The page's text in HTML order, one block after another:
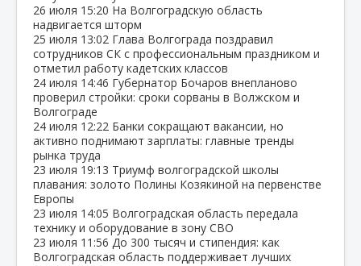
26 июля 15:20 На Волгоградскую область
надвигается шторм
25 июля 13:02 Глава Волгограда поздравил
сотрудников СК с профессиональным праздником и
отметил работу кадетских классов
24 июля 14:46 Губернатор Бочаров внепланово
проверил стройки: сроки сорваны в Волжском и
Волгограде
24 июля 12:22 Банки сокращают вакансии, но
активно поднимают зарплаты: главные тренды
рынка труда
23 июля 19:13 Триумф волгоградской школы
плавания: золото Полины Козякиной на первенстве
Европы
23 июля 14:05 Волгоградская область передала
технику и оборудование в зону СВО
23 июля 11:56 До 300 тысяч и стипендия: как
Волгоградская область поддерживает лучших